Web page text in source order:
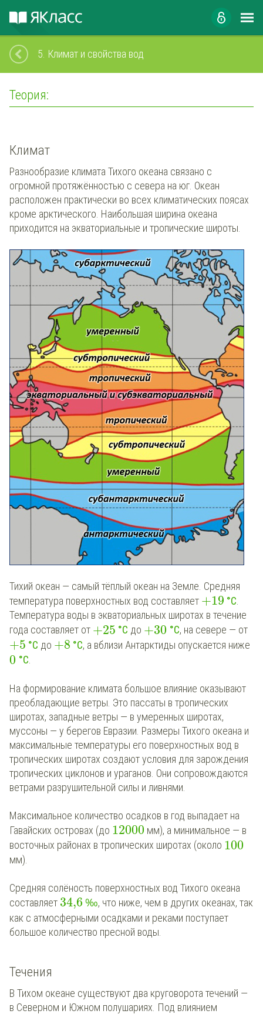
5. Климат и свойства вод
Теория:
Климат
Разнообразие климата Тихого океана связано с
огромной протяжённостью с севера на юг. Океан
расположен практически во всех климатических поясах
кроме арктического. Наибольшая ширина океана
приходится на экваториальные и тропические широты.
Тихий океан — самый тёплый океан на Земле. Средняя
температура поверхностных вод составляет +19 °С
Температура воды в экваториальных широтах в течение
года составляет от +25 °С до +30 °С, на севере — от
+5 °С до +8 °С, а вблизи Антарктиды опускается ниже
0 °С.
На формирование климата большое влияние оказывают
преобладающие ветры. Это пассаты в тропических
широтах, западные ветры — в умеренных широтах,
муссоны — у берегов Евразии. Размеры Тихого океана и
максимальные температуры его поверхностных вод в
тропических широтах создают условия для зарождения
тропических циклонов и ураганов. Они сопровождаются
ветрами разрушительной силы и ливнями.
Максимальное количество осадков в год выпадает на
Гавайских островах (до 12000 мм), а минимальное — в
восточных районах в тропических широтах (около 100
мм).
Средняя солёность поверхностных вод Тихого океана
составляет 34,6 ‰, что ниже, чем в других океанах, так
как с атмосферными осадками и реками поступает
большое количество пресной воды.
Течения
В Тихом океане существуют два круговорота течений —
в Северном и Южном полушариях. Под влиянием